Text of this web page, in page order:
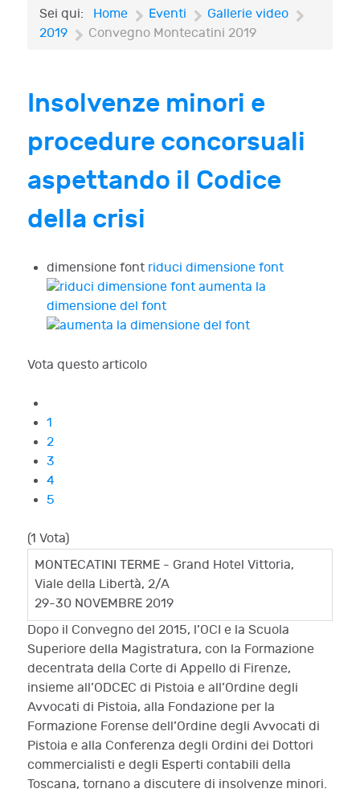
Sei qui: Home Eventi
Gallerie video
2019
Convegno Montecatini 2019
Insolvenze minori e
procedure concorsuali
aspettando il Codice
della crisi
dimensione font riduci dimensione font
aumenta la
dimensione del font
Vota questo articolo
1
2
3
4
5
(1 Vota)
MONTECATINI TERME - Grand Hotel Vittoria,
Viale della Libertà, 2/A
29-30 NOVEMBRE 2019
Dopo il Convegno del 2015, l’OCI e la Scuola
Superiore della Magistratura, con la Formazione
decentrata della Corte di Appello di Firenze,
insieme all’ODCEC di Pistoia e all’Ordine degli
Avvocati di Pistoia, alla Fondazione per la
Formazione Forense dell’Ordine degli Avvocati di
Pistoia e alla Conferenza degli Ordini dei Dottori
commercialisti e degli Esperti contabili della
Toscana, tornano a discutere di insolvenze minori.